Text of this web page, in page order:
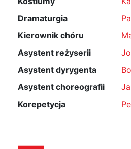
Dramaturgia
Kierownik chóru
Asystent reżyserii
Asystent dyrygenta
Asystent choreografii
Korepetycja